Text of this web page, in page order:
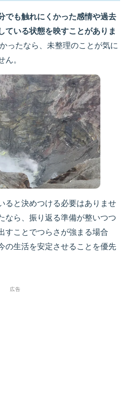
でも触れにくかった感情や過去
ている状態を映すことがありま
ったなら、未整理のことが気に
。
ると決めつける必要はありませ
なら、振り返る準備が整いつつ
すことでつらさが強まる場合
の生活を安定させることを優先
広告